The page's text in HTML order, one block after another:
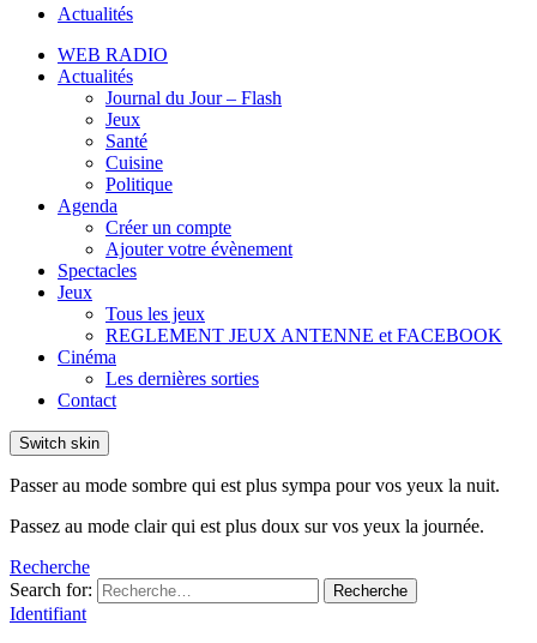
Actualités
WEB RADIO
Actualités
Journal du Jour – Flash
Jeux
Santé
Cuisine
Politique
Agenda
Créer un compte
Ajouter votre évènement
Spectacles
Jeux
Tous les jeux
REGLEMENT JEUX ANTENNE et FACEBOOK
Cinéma
Les dernières sorties
Contact
Switch skin
Passer au mode sombre qui est plus sympa pour vos yeux la nuit.
Passez au mode clair qui est plus doux sur vos yeux la journée.
Recherche
Search for:
Recherche
Identifiant